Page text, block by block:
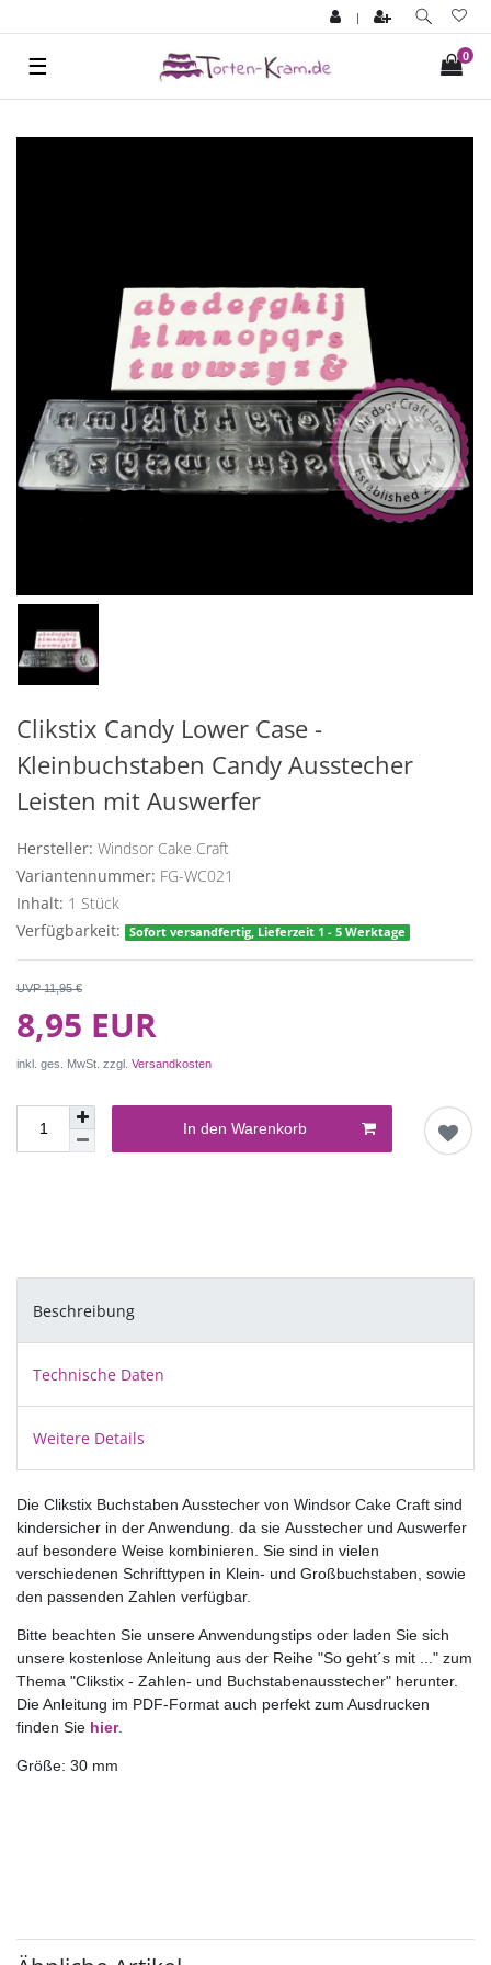
|
0
☰
Clikstix Candy Lower Case -
Kleinbuchstaben Candy Ausstecher
Leisten mit Auswerfer
Hersteller: Windsor Cake Craft
Variantennummer: FG-WC021
Inhalt: 1 Stück
Verfügbarkeit:
Sofort versandfertig, Lieferzeit 1 - 5 Werktage
UVP 11,95 €
8,95 EUR
inkl. ges. MwSt. zzgl. Versandkosten
In den Warenkorb
Beschreibung
Technische Daten
Weitere Details
Die Clikstix Buchstaben Ausstecher von Windsor Cake Craft sind
kindersicher in der Anwendung. da sie Ausstecher und Auswerfer
auf besondere Weise kombinieren. Sie sind in vielen
verschiedenen Schrifttypen in Klein- und Großbuchstaben, sowie
den passenden Zahlen verfügbar.
Bitte beachten Sie unsere Anwendungstips oder laden Sie sich
unsere kostenlose Anleitung aus der Reihe "So geht´s mit ..." zum
Thema "Clikstix - Zahlen- und Buchstabenausstecher" herunter.
Die Anleitung im PDF-Format auch perfekt zum Ausdrucken
finden Sie hier.
Größe: 30 mm